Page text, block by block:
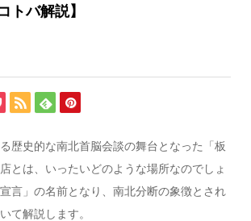
トバ解説】
歴史的な南北首脳会談の舞台となった「板
とは、いったいどのような場所なのでしょ
言」の名前となり、南北分断の象徴とされ
て解説します。